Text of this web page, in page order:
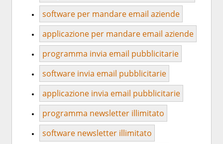
software per mandare email aziende
applicazione per mandare email aziende
programma invia email pubblicitarie
software invia email pubblicitarie
applicazione invia email pubblicitarie
programma newsletter illimitato
software newsletter illimitato